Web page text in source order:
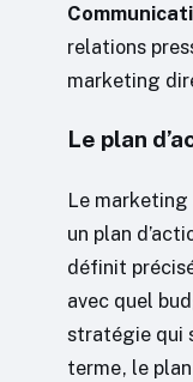
relations
marketing
Le plan
Le
un plan
définit
avec quel
stratégie qui
terme, le